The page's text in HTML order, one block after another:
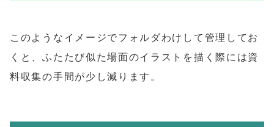
このようなイメージでフォルダわけして管理してお
くと、ふたたび似た場面のイラストを描く際には資
料収集の手間が少し減ります。